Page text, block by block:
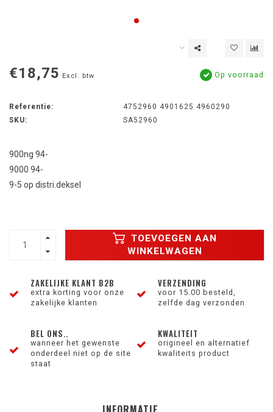
€18,75 Excl. btw Op voorraad
Referentie:
4752960 4901625 4960290
SKU:
SA52960
900ng 94-
9000 94-
9-5 op distri.deksel
TOEVOEGEN AAN
WINKELWAGEN
ZAKELIJKE KLANT B2B
extra korting voor onze
zakelijke klanten
VERZENDING
voor 15.00 besteld,
zelfde dag verzonden
BEL ONS..
wanneer het gewenste
onderdeel niet op de site
staat
KWALITEIT
origineel en alternatief
kwaliteits product